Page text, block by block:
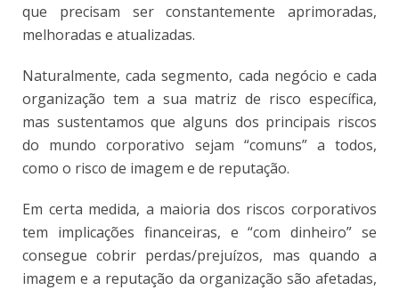
que precisam ser constantemente aprimoradas,
melhoradas e atualizadas.
Naturalmente, cada segmento, cada negócio e cada
organização tem a sua matriz de risco específica,
mas sustentamos que alguns dos principais riscos
do mundo corporativo sejam “comuns” a todos,
como o risco de imagem e de reputação.
Em certa medida, a maioria dos riscos corporativos
tem implicações financeiras, e “com dinheiro” se
consegue cobrir perdas/prejuízos, mas quando a
imagem e a reputação da organização são afetadas,